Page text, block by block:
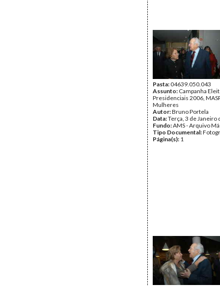
Pasta:04639.050.043
Assunto: Campanha
Presidenciais 2006,
Mulheres
Autor:Bruno Portela
Data:Terça, 3 de Janeiro
Fundo:AMS - Arquivo
Tipo Documental:
Página(s): 1